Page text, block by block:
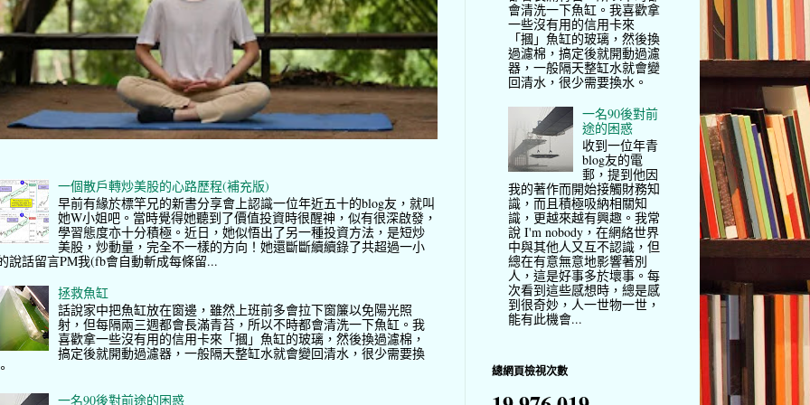
一個散戶轉炒美股的心路歷程(補充版)
早前有緣於標竿兄的新書分享會上認識一位年近五十的blog友，就叫
她W小姐吧。當時覺得她聽到了價值投資時很醒神，似有很深啟發，
學習態度亦十分積極。近日，她似悟出了另一種投資方法，是短炒
美股，炒動量，完全不一樣的方向！她還斷斷續續錄了共超過一小
說話留言PM我(fb會自動斬成每條留...
拯救魚缸
話說家中把魚缸放在窗邊，雖然上班前多會拉下窗簾以免陽光照
射，但每隔兩三週都會長滿青苔，所以不時都會清洗一下魚缸。我
喜歡拿一些沒有用的信用卡來「摑」魚缸的玻璃，然後換過濾棉，
搞定後就開動過濾器，一般隔天整缸水就會變回清水，很少需要換
一名90後對前途的困惑
會清洗一下魚缸。我喜歡拿
一些沒有用的信用卡來
「摑」魚缸的玻璃，然後換
過濾棉，搞定後就開動過濾
器，一般隔天整缸水就會變
回清水，很少需要換水。
一名90後對前
途的困惑
收到一位年青
blog友的電
郵，提到他因
我的著作而開始接觸財務知
識，而且積極吸納相關知
識，更越來越有興趣。我常
說 I'm nobody，在網絡世界
中與其他人又互不認識，但
總在有意無意地影響著別
人，這是好事多於壞事。每
次看到這些感想時，總是感
到很奇妙，人一世物一世，
能有此機會...
總網頁檢視次數